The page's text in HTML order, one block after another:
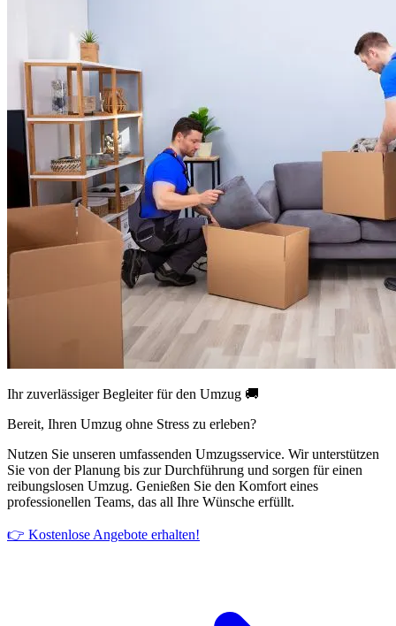
Ihr zuverlässiger Begleiter für den Umzug 🚚
Bereit, Ihren Umzug ohne Stress zu erleben?
Nutzen Sie unseren umfassenden Umzugsservice. Wir unterstützen
Sie von der Planung bis zur Durchführung und sorgen für einen
reibungslosen Umzug. Genießen Sie den Komfort eines
professionellen Teams, das all Ihre Wünsche erfüllt.
👉 Kostenlose Angebote erhalten!